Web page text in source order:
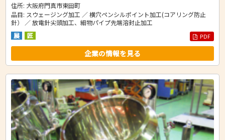
住所: 大阪府門真市東田町
品目: スウェージング加工 ／ 横穴ペンシルポイント加工(コアリング防止
針） ／ 放電針尖頭加工、細物パイプ先端溶封止加工
展
匠 PDF
企業の情報を見る